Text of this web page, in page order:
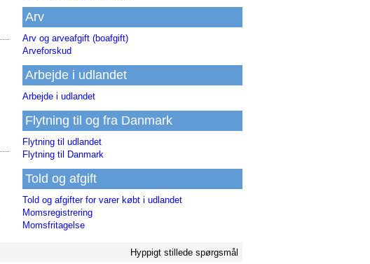
Arv
Arv og arveafgift (boafgift)
Arveforskud
Arbejde i udlandet
Arbejde i udlandet
Flytning til og fra Danmark
Flytning til udlandet
Flytning til Danmark
Told og afgift
Told og afgifter for varer købt i udlandet
Momsregistrering
Momsfritagelse
Hyppigt stillede spørgsmål